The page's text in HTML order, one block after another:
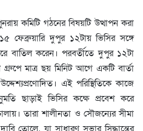
কমিটি গঠনের বিষয়টি উত্থাপন করা
ফেব্রুয়ারি দুপুর ১২টায় ভিসির সঙ্গে
বাতিল করেন। পরবর্তীতে দুপুর ১২টা
গ্রুপে মাত্র ছয় মিনিট আগে একটি বার্তা
এই পরিস্থিতিকে কাজে
ছাড়াই ভিসির কক্ষে প্রবেশ করে
তারা শালীনতা ও সৌজন্যের সীমা
তোলে, যা সাধারণ সভার সিদ্ধান্তের